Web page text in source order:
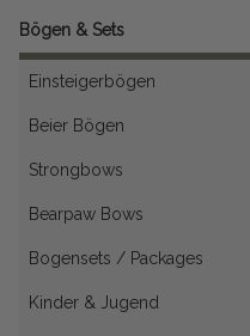
Bögen & Sets
Einsteigerbögen
Beier Bögen
Strongbows
Bearpaw Bows
Bogensets / Packages
Kinder & Jugend